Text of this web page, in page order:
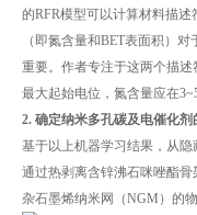
的RFR模型可以计算材料描
（即氮含量和BET表面积）
重要。作者专注于这两个描
最大起始电位，氮含量应在
2. 确定纳米多孔碳及电催化剂
基于以上机器学习结果，从
通过热剥离含锌沸石咪唑酯
杂石墨烯纳米网（NGM）的